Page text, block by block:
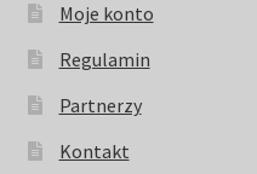
Moje konto
Regulamin
Partnerzy
Kontakt